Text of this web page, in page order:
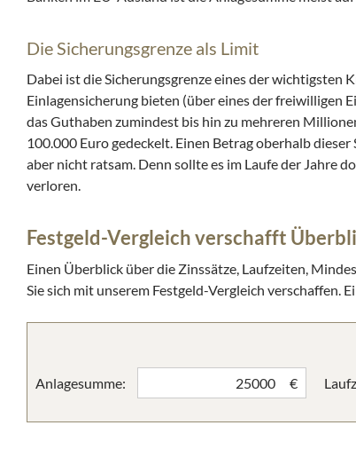
Die Sicherungsgrenze als Limit
Dabei ist die Sicherungsgrenze eines der
Einlagensicherung bieten (über eines der freiwilligen
das Guthaben zumindest bis hin zu mehreren
100.000 Euro gedeckelt. Einen Betrag oberhalb
aber nicht ratsam. Denn sollte es im Laufe der Jahre
verloren.
Festgeld-Vergleich verschafft
Einen Überblick über die Zinssätze, Laufzeiten,
Sie sich mit unserem Festgeld-Vergleich verschaffen.
Anlagesumme: €